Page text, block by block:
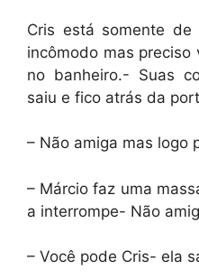
Cris está somente
incômodo mas
no banheiro.- Suas
saiu e fico atrás da
– Não amiga mas logo
– Márcio faz uma
a interrompe- Não
– Você pode Cris- ela